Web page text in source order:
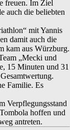
freuen. Im Ziel
auch die beliebten
mit Yannis
damit auch die
kam aus Würzburg.
„Mecki und
15 Minuten und 31
Familie. Es
Verpflegungsstand
hoffen und
antreten.